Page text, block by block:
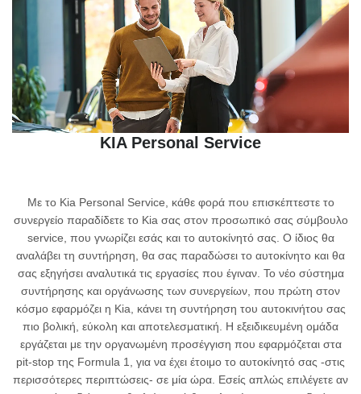
KIA Personal Service
Με το Kia Personal Service, κάθε φορά που επισκέπτεστε το
συνεργείο παραδίδετε το Kia σας στον προσωπικό σας σύμβουλο
service, που γνωρίζει εσάς και το αυτοκίνητό σας. Ο ίδιος θα
αναλάβει τη συντήρηση, θα σας παραδώσει το αυτοκίνητο και θα
σας εξηγήσει αναλυτικά τις εργασίες που έγιναν. Το νέο σύστημα
συντήρησης και οργάνωσης των συνεργείων, που πρώτη στον
κόσμο εφαρμόζει η Kia, κάνει τη συντήρηση του αυτοκινήτου σας
πιο βολική, εύκολη και αποτελεσματική. Η εξειδικευμένη ομάδα
εργάζεται με την οργανωμένη προσέγγιση που εφαρμόζεται στα
pit-stop της Formula 1, για να έχει έτοιμο το αυτοκίνητό σας -στις
περισσότερες περιπτώσεις- σε μία ώρα. Εσείς απλώς επιλέγετε αν